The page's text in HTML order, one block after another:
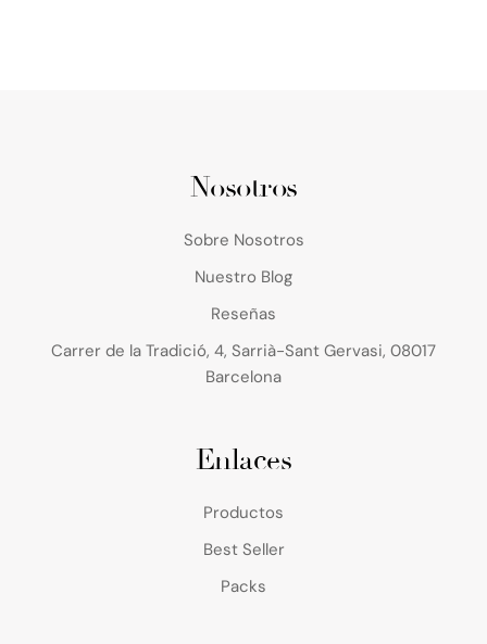
Nosotros
Sobre Nosotros
Nuestro Blog
Reseñas
Carrer de la Tradició, 4, Sarrià-Sant Gervasi, 08017
Barcelona
Enlaces
Productos
Best Seller
Packs